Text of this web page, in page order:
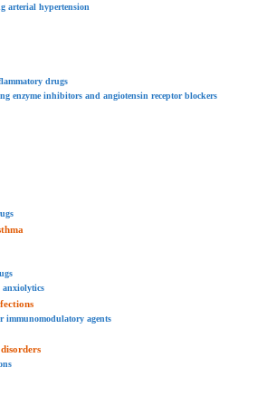
arterial hypertension
drugs
enzyme inhibitors and angiotensin receptor blockers
anxiolytics
immunomodulatory agents